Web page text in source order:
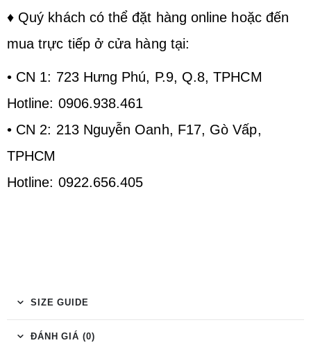
♦ Quý khách có thể đặt hàng online hoặc đến
mua trực tiếp ở cửa hàng tại:
• CN 1: 723 Hưng Phú, P.9, Q.8, TPHCM
Hotline: 0906.938.461
• CN 2: 213 Nguyễn Oanh, F17, Gò Vấp,
TPHCM
Hotline: 0922.656.405
SIZE GUIDE
ĐÁNH GIÁ (0)